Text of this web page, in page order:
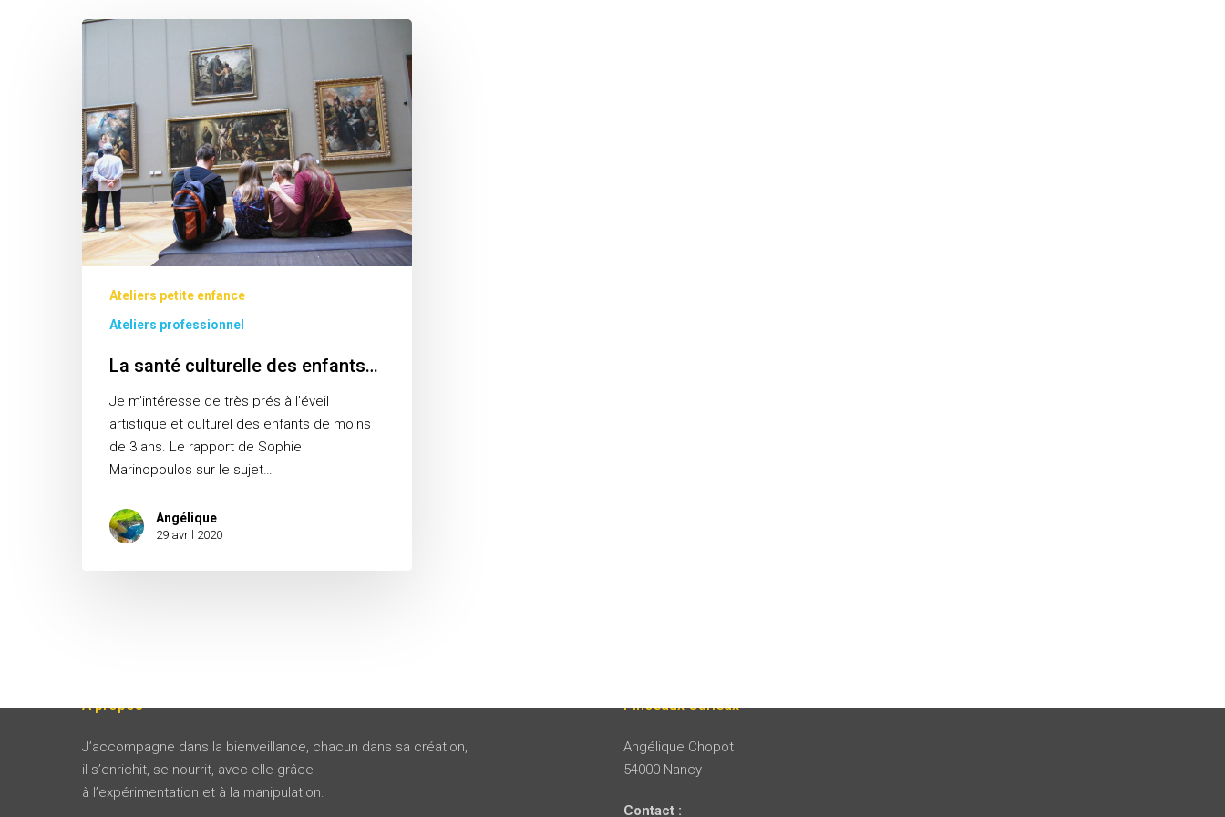
La
enfants…
Ateliers petite enfance
Ateliers professionnel
La santé culturelle des enfants…
Je m’intéresse de très prés à l’éveil
artistique et culturel des enfants de moins
de 3 ans. Le rapport de Sophie
Marinopoulos sur le sujet…
Angélique
29 avril 2020
A propos
J’accompagne dans la bienveillance, chacun dans sa création,
il s’enrichit, se nourrit, avec elle grâce
à l’expérimentation et à la manipulation.
Pinceaux Curieux
Angélique Chopot
54000 Nancy
Contact :